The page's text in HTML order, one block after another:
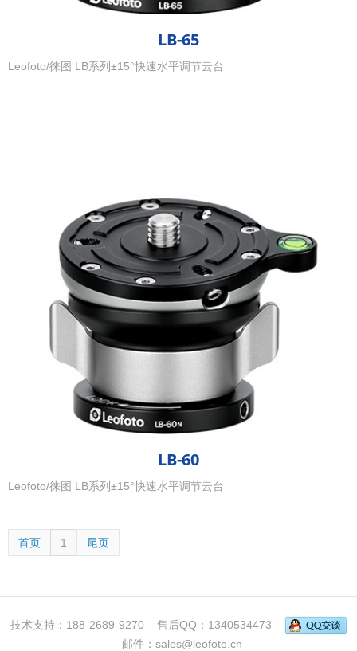
LB-65
Leofoto/徕图 LB系列±15°快速水平调节云台
LB-60
Leofoto/徕图 LB系列±15°快速水平调节云台
首页 1 尾页
技术支持：188-2689-9270 售后QQ：1340534473
邮件：sales@leofoto.cn